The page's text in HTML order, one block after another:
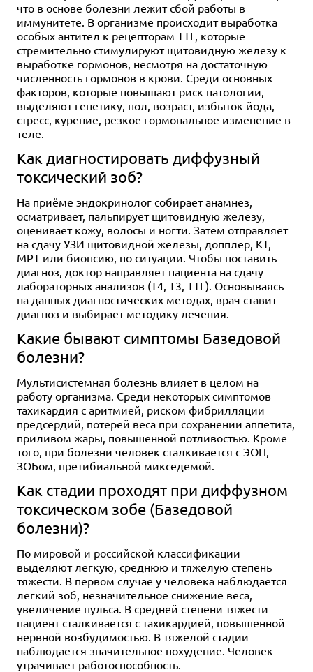
что в основе болезни лежит сбой работы в
иммунитете. В организме происходит выработка
особых антител к рецепторам ТТГ, которые
стремительно стимулируют щитовидную железу к
выработке гормонов, несмотря на достаточную
численность гормонов в крови. Среди основных
факторов, которые повышают риск патологии,
выделяют генетику, пол, возраст, избыток йода,
стресс, курение, резкое гормональное изменение в
теле.
Как диагностировать диффузный
токсический зоб?
На приёме эндокринолог собирает анамнез,
осматривает, пальпирует щитовидную железу,
оценивает кожу, волосы и ногти. Затем отправляет
на сдачу УЗИ щитовидной железы, допплер, КТ,
МРТ или биопсию, по ситуации. Чтобы поставить
диагноз, доктор направляет пациента на сдачу
лабораторных анализов (Т4, Т3, ТТГ). Основываясь
на данных диагностических методах, врач ставит
диагноз и выбирает методику лечения.
Какие бывают симптомы Базедовой
болезни?
Мультисистемная болезнь влияет в целом на
работу организма. Среди некоторых симптомов
тахикардия с аритмией, риском фибрилляции
предсердий, потерей веса при сохранении аппетита,
приливом жары, повышенной потливостью. Кроме
того, при болезни человек сталкивается с ЭОП,
ЗОБом, претибиальной микседемой.
Как стадии проходят при диффузном
токсическом зобе (Базедовой
болезни)?
По мировой и российской классификации
выделяют легкую, среднюю и тяжелую степень
тяжести. В первом случае у человека наблюдается
легкий зоб, незначительное снижение веса,
увеличение пульса. В средней степени тяжести
пациент сталкивается с тахикардией, повышенной
нервной возбудимостью. В тяжелой стадии
наблюдается значительное похудение. Человек
утрачивает работоспособность.